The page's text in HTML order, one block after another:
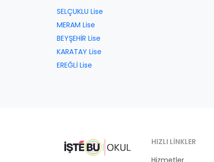
SELÇUKLU Lise
MERAM Lise
BEYŞEHİR Lise
KARATAY Lise
EREĞLİ Lise
HIZLI LINKLER
Hizmetler